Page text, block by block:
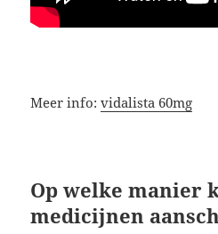
Meer info:vidalista 60mg
Op welke manier
medicijnen